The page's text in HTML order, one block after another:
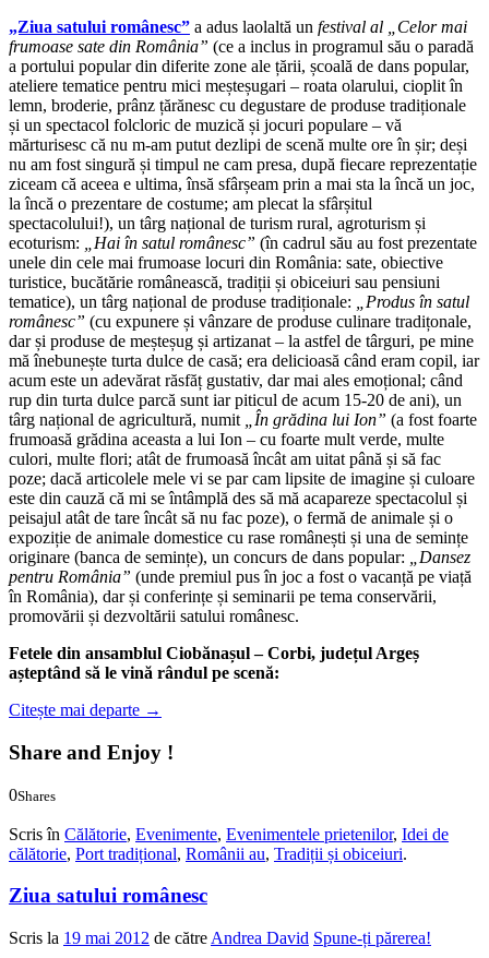
„Ziua satului românesc” a adus laolaltă un festival al „Celor mai
frumoase sate din România” (ce a inclus in programul său o paradă
a portului popular din diferite zone ale țării, școală de dans popular,
ateliere tematice pentru mici meșteșugari – roata olarului, cioplit în
lemn, broderie, prânz țărănesc cu degustare de produse tradiționale
și un spectacol folcloric de muzică și jocuri populare – vă
mărturisesc că nu m-am putut dezlipi de scenă multe ore în șir; deși
nu am fost singură și timpul ne cam presa, după fiecare reprezentație
ziceam că aceea e ultima, însă sfârșeam prin a mai sta la încă un joc,
la încă o prezentare de costume; am plecat la sfârșitul
spectacolului!), un târg național de turism rural, agroturism și
ecoturism:
„Hai în satul românesc” (în cadrul său au fost prezentate
unele din cele mai frumoase locuri din România: sate, obiective
turistice, bucătărie românească, tradiții și obiceiuri sau pensiuni
tematice), un târg național de produse tradiționale:
„Produs în satul
românesc” (cu expunere și vânzare de produse culinare tradițonale,
dar și produse de meșteșug și artizanat – la astfel de târguri, pe mine
mă înebunește turta dulce de casă; era delicioasă când eram copil, iar
acum este un adevărat răsfăț gustativ, dar mai ales emoțional; când
rup din turta dulce parcă sunt iar piticul de acum 15-20 de ani), un
târg național de agricultură, numit
„În grădina lui Ion” (a fost foarte
frumoasă grădina aceasta a lui Ion – cu foarte mult verde, multe
culori, multe flori; atât de frumoasă încât am uitat până și să fac
poze; dacă articolele mele vi se par cam lipsite de imagine și culoare
este din cauză că mi se întâmplă des să mă acapareze spectacolul și
peisajul atât de tare încât să nu fac poze), o fermă de animale și o
expoziție de animale domestice cu rase românești și una de semințe
originare (banca de semințe), un concurs de dans popular:
„Dansez
pentru România” (unde premiul pus în joc a fost o vacanță pe viață
în România), dar și conferințe și seminarii pe tema conservării,
promovării și dezvoltării satului românesc.
Fetele din ansamblul Ciobănașul – Corbi, județul Argeș
așteptând să le vină rândul pe scenă:
Citește mai departe →
Share and Enjoy !
0Shares
Scris în Călătorie, Evenimente, Evenimentele prietenilor, Idei de
călătorie, Port tradițional, Românii au, Tradiții și obiceiuri.
Ziua satului românesc
Scris la 19 mai 2012 de către Andrea David Spune-ți părerea!